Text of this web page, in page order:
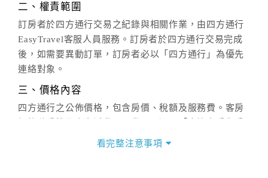
二、權責範圍
訂房者於四方通行交易之紀錄與相關作業，由四方通行
EasyTravel客服人員服務。訂房者於四方通行交易完成
後，如需要異動訂單，訂房者必以「四方通行」為優先
連絡對象。
三、價格內容
四方通行之公佈價格，包含房價、稅額及服務費。客房
價」之當日價格為標準。
看完整注意事項